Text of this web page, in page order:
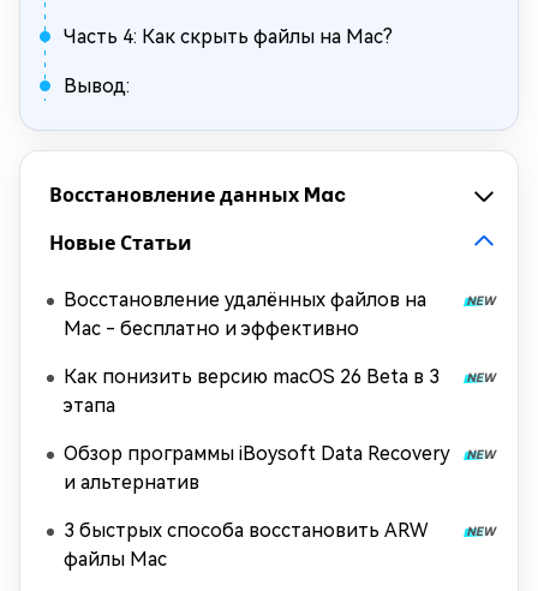
Часть 4: Как скрыть файлы на Mac?
Вывод:
Восстановление данных Mac
Новые Статьи
Восстановление удалённых файлов на
Mac - бесплатно и эффективно
Как понизить версию macOS 26 Beta в 3
этапа
Обзор программы iBoysoft Data Recovery
и альтернатив
3 быстрых способа восстановить ARW
файлы Mac